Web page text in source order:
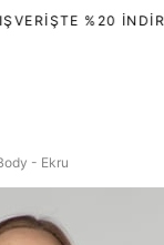
%20 İNDIRIM
- Ekru